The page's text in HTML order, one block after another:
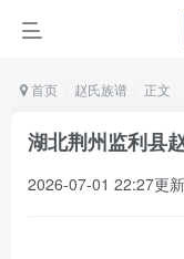
首页 赵氏族谱 正文
湖北荆州监利县
2026-07-01 22:27更新